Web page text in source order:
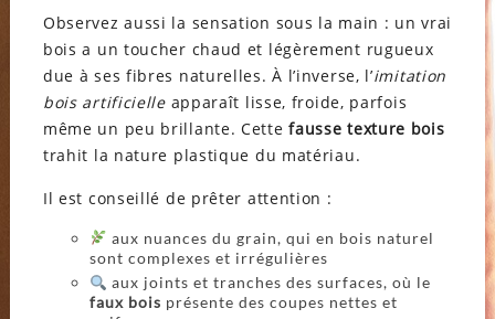
Observez aussi la sensation sous la main : un vrai
bois a un toucher chaud et légèrement rugueux
due à ses fibres naturelles. À l’inverse, l’imitation
bois artificielleapparaît lisse, froide, parfois
même un peu brillante. Cettefausse texture bois
trahit la nature plastique du matériau.
Il est conseillé de prêter attention :
aux nuances du grain, qui en bois naturel
sont complexes et irrégulières
aux joints et tranches des surfaces, où le
faux bois présente des coupes nettes et